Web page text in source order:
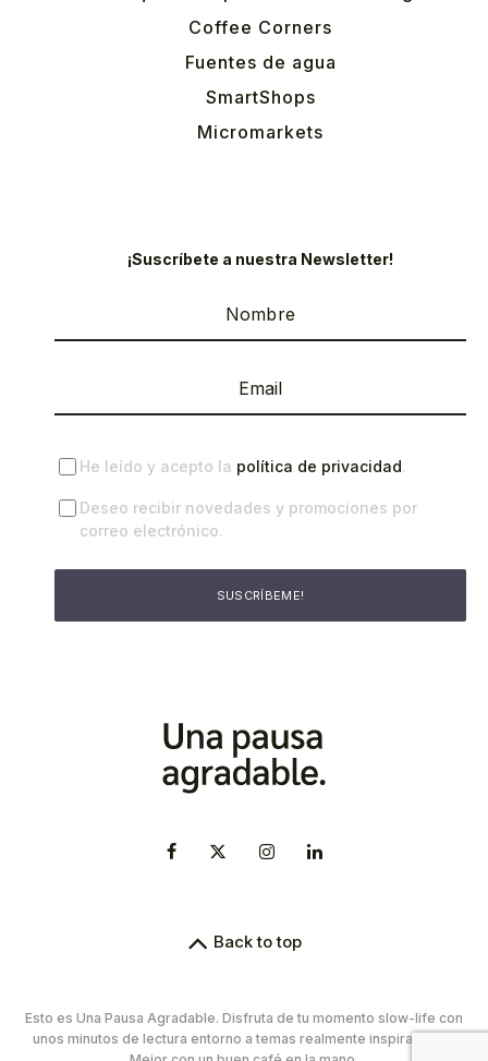
Coffee Corners
Fuentes de agua
SmartShops
Micromarkets
¡Suscríbete a nuestra Newsletter!
He leído y acepto la política de privacidad.
Deseo recibir novedades y promociones por
correo electrónico.
Back to top
Esto es Una Pausa Agradable. Disfruta de tu momento slow-life con
unos minutos de lectura entorno a temas realmente inspiradores.